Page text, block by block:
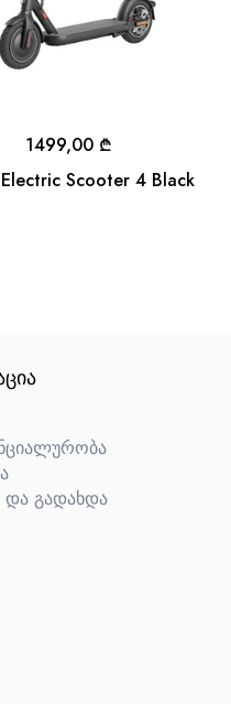
Scooter 4 Black
1499,00 ₾
და გადახდა